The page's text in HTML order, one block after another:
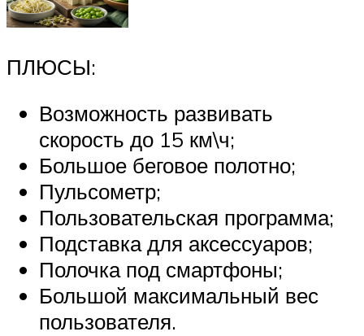
ПЛЮСЫ:
Возможность развивать
скорость до 15 км\ч;
Большое беговое полотно;
Пульсометр;
Пользовательская программа;
Подставка для аксессуаров;
Полочка под смартфоны;
Большой максимальный вес
пользователя.